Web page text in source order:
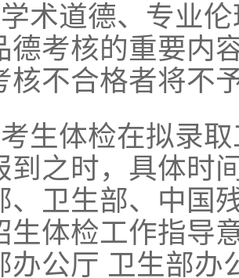
道德、专业伦
德考核的重要内
核不合格者将不
体检在拟录取
到之时，具体时
、卫生部、中国
生体检工作指导
办公厅 卫生部